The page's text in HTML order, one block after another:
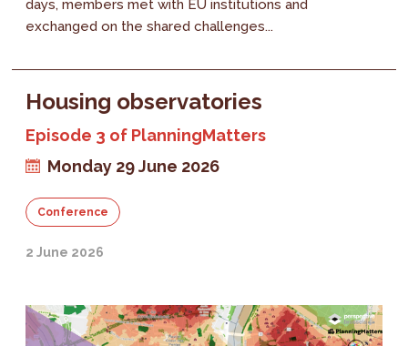
days, members met with EU institutions and
exchanged on the shared challenges...
Housing observatories
Episode 3 of PlanningMatters
Monday 29 June 2026
Conference
2 June 2026